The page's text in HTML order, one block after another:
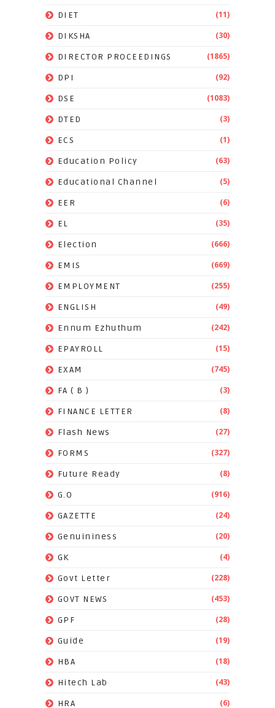
DIET (11)
DIKSHA (30)
DIRECTOR PROCEEDINGS (1865)
DPI (92)
DSE (1083)
DTED (3)
ECS (1)
Education Policy (63)
Educational Channel (5)
EER (6)
EL (35)
Election (666)
EMIS (669)
EMPLOYMENT (255)
ENGLISH (49)
Ennum Ezhuthum (242)
EPAYROLL (15)
EXAM (745)
FA ( B ) (3)
FINANCE LETTER (8)
Flash News (27)
FORMS (327)
Future Ready (8)
G.O (916)
GAZETTE (24)
Genuininess (20)
GK (4)
Govt Letter (228)
GOVT NEWS (453)
GPF (28)
Guide (19)
HBA (18)
Hitech Lab (43)
HRA (6)